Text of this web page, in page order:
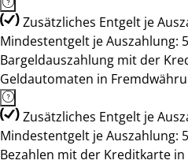
Zusätzliches Entgelt je
Mindestentgelt je Auszahlung:
Bargeldauszahlung mit der
Geldautomaten in
Zusätzliches Entgelt je
Mindestentgelt je Auszahlung:
Bezahlen mit der Kreditkarte in